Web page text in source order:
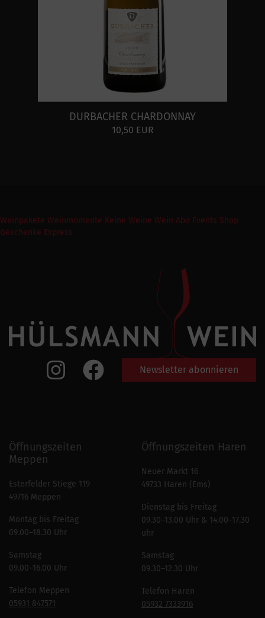
DURBACHER CHARDONNAY
10,50 EUR
Weinpakete Weinmomente Keine Weine Wein Abo Events Shop
Geschenke Express
Newsletter abonnieren
Öffnungszeiten
Meppen
Esterfelder Stiege 119
49716 Meppen
Montag bis Freitag
09.00–18.30 Uhr
Samstag
09.00–16.00 Uhr
Telefon Meppen
05931 847571
Öffnungszeiten Haren
Neuer Markt 16
49733 Haren (Ems)
Dienstag bis Freitag
09.30–13.00 Uhr & 14.00–17.30
uhr
Samstag
09.30–12.30 Uhr
Telefon Haren
05932 7333916